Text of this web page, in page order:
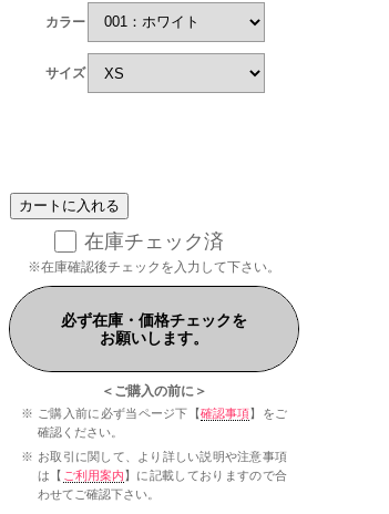
カラー
サイズ
在庫チェック済
※在庫確認後チェックを入力して下さい。
必ず在庫・価格チェックを
お願いします。
＜ご購入の前に＞
ご購入前に必ず当ページ下【確認事項】をご
確認ください。
お取引に関して、より詳しい説明や注意事項
は【 ご利用案内】に記載しておりますので合
わせてご確認下さい。